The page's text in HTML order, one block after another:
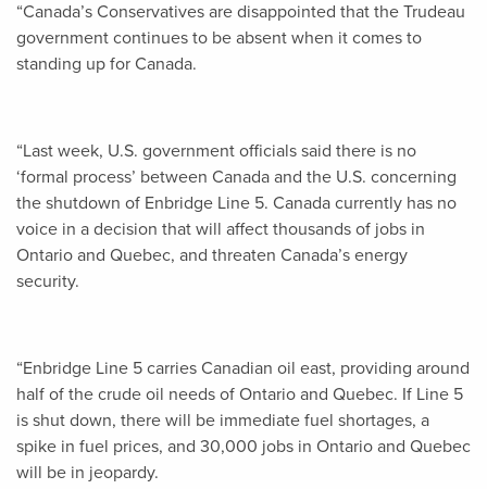
“Canada’s Conservatives are disappointed that the Trudeau
government continues to be absent when it comes to
standing up for Canada.
“Last week, U.S. government officials said there is no
‘formal process’ between Canada and the U.S. concerning
the shutdown of Enbridge Line 5. Canada currently has no
voice in a decision that will affect thousands of jobs in
Ontario and Quebec, and threaten Canada’s energy
security.
“Enbridge Line 5 carries Canadian oil east, providing around
half of the crude oil needs of Ontario and Quebec. If Line 5
is shut down, there will be immediate fuel shortages, a
spike in fuel prices, and 30,000 jobs in Ontario and Quebec
will be in jeopardy.